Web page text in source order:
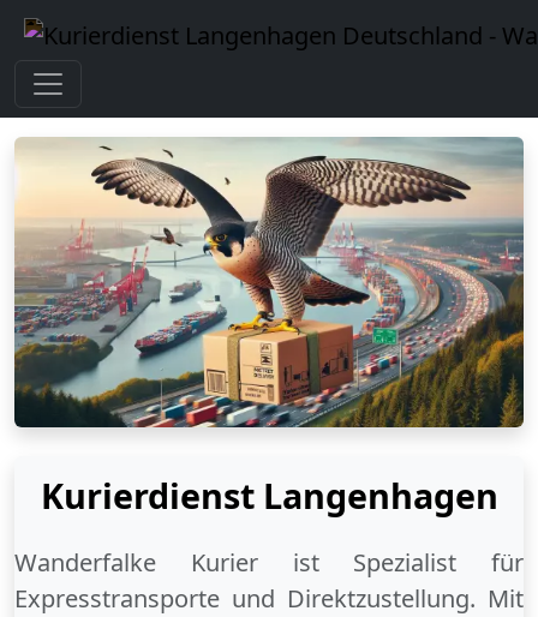
Kurierdienst Langenhagen
Wanderfalke Kurier ist Spezialist für
Expresstransporte und Direktzustellung. Mit